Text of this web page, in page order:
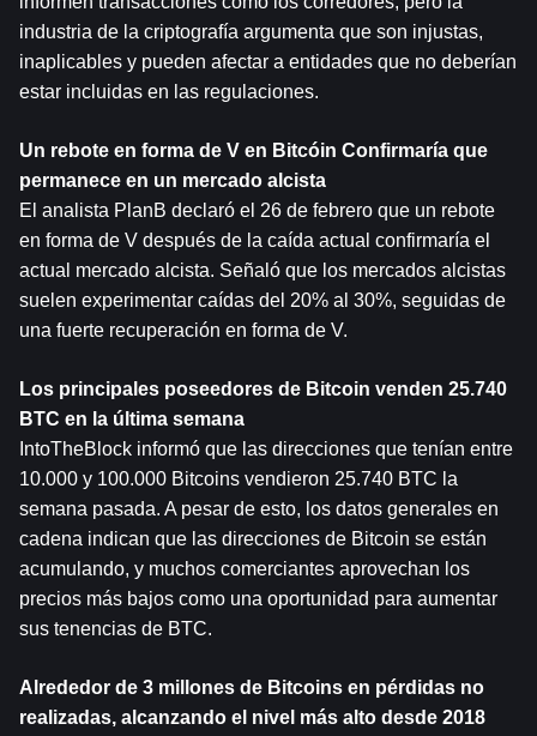
industria de la criptografía argumenta que son injustas,
inaplicables y pueden afectar a entidades que no deberían
estar incluidas en las regulaciones.
Un rebote en forma de V en Bitcóin Confirmaría que
permanece en un mercado alcista
El analista PlanB declaró el 26 de febrero que un rebote
en forma de V después de la caída actual confirmaría el
actual mercado alcista. Señaló que los mercados alcistas
suelen experimentar caídas del 20% al 30%, seguidas de
una fuerte recuperación en forma de V.
Los principales poseedores de Bitcoin venden 25.740
BTC en la última semana
IntoTheBlock informó que las direcciones que tenían entre
10.000 y 100.000 Bitcoins vendieron 25.740 BTC la
semana pasada. A pesar de esto, los datos generales en
cadena indican que las direcciones de Bitcoin se están
acumulando, y muchos comerciantes aprovechan los
precios más bajos como una oportunidad para aumentar
sus tenencias de BTC.
Alrededor de 3 millones de Bitcoins en pérdidas no
realizadas, alcanzando el nivel más alto desde 2018